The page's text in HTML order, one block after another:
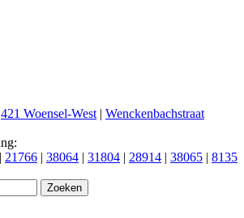
421 Woensel-West | Wenckenbachstraat
| 21766 | 38064 | 31804 | 28914 | 38065 | 8135